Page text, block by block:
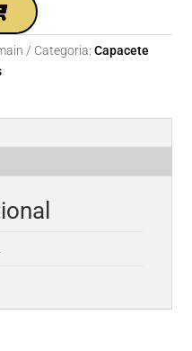
Categoria: Capacete